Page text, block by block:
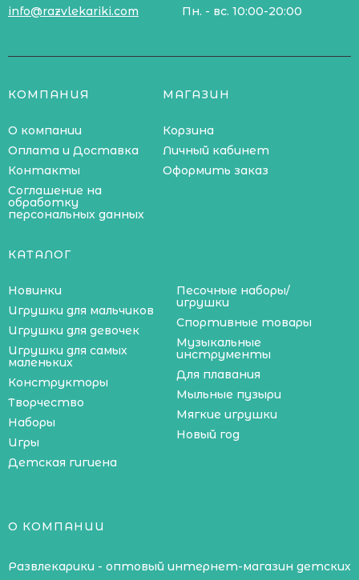
info@razvlekariki.com Пн. - вс. 10:00-20:00
КОМПАНИЯ
О компании
Оплата и Доставка
Контакты
Соглашение на
обработку
персональных данных
МАГАЗИН
Корзина
Личный кабинет
Оформить заказ
КАТАЛОГ
Новинки
Игрушки для мальчиков
Игрушки для девочек
Игрушки для самых
маленьких
Конструкторы
Творчество
Наборы
Игры
Детская гигиена
Песочные наборы/
игрушки
Спортивные товары
Музыкальные
инструменты
Для плавания
Мыльные пузыри
Мягкие игрушки
Новый год
О КОМПАНИИ
Развлекарики - оптовый интернет-магазин детских